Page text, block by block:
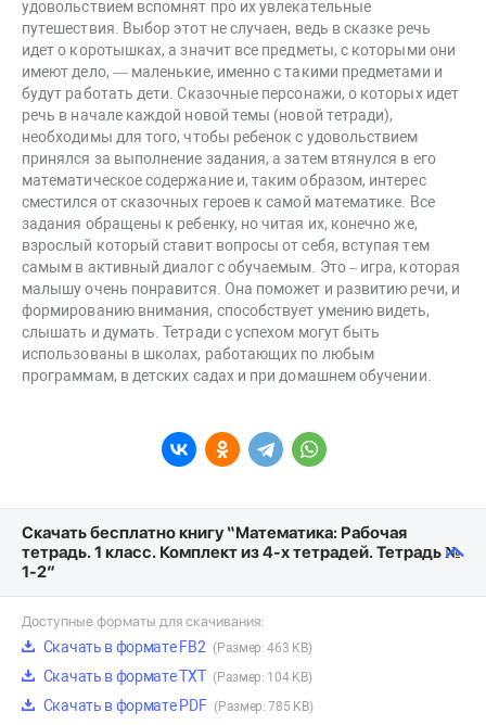
удовольствием вспомнят про их увлекательные
путешествия. Выбор этот не случаен, ведь в сказке речь
идет о коротышках, а значит все предметы, с которыми они
имеют дело, — маленькие, именно с такими предметами и
будут работать дети. Сказочные персонажи, о которых идет
речь в начале каждой новой темы (новой тетради),
необходимы для того, чтобы ребенок с удовольствием
принялся за выполнение задания, а затем втянулся в его
математическое содержание и, таким образом, интерес
сместился от сказочных героев к самой математике. Все
задания обращены к ребенку, но читая их, конечно же,
взрослый который ставит вопросы от себя, вступая тем
самым в активный диалог с обучаемым. Это – игра, которая
малышу очень понравится. Она поможет и развитию речи, и
формированию внимания, способствует умению видеть,
слышать и думать. Тетради с успехом могут быть
использованы в школах, работающих по любым
программам, в детских садах и при домашнем обучении.
Скачать бесплатно книгу “Математика: Рабочая
тетрадь. 1 класс. Комплект из 4-х тетрадей. Тетрадь №
1-2”
Доступные форматы для скачивания:
Скачать в формате FB2 (Размер: 463 KB)
Скачать в формате TXT (Размер: 104 KB)
Скачать в формате PDF (Размер: 785 KB)